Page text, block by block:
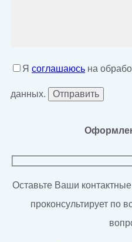
Я соглашаюсь на
данных.
Оставьте Ваши
проконсультирует по